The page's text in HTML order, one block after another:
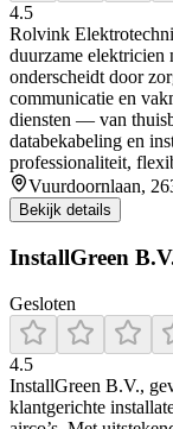
4.5
Rolvink
duurzame elektricien
onderscheidt door
communicatie en
diensten — van
databekabeling en
professionaliteit,
Vuurdoornlaan,
Bekijk details
InstallGreen
Gesloten
4.5
InstallGreen B.V.,
klantgerichte